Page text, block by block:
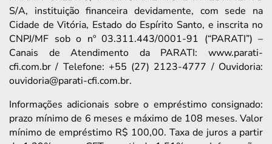
S/A, instituição financeira devidamente, com sede na
Cidade de Vitória, Estado do Espírito Santo, e inscrita no
CNPJ/MF sob o nº 03.311.443/0001-91 (“PARATI”) –
Canais de Atendimento da PARATI: www.parati-
cfi.com.br / Telefone: +55 (27) 2123-4777 / Ouvidoria:
ouvidoria@parati-cfi.com.br.
Informações adicionais sobre o empréstimo consignado:
prazo mínimo de 6 meses e máximo de 108 meses. Valor
mínimo de empréstimo R$ 100,00. Taxa de juros a partir